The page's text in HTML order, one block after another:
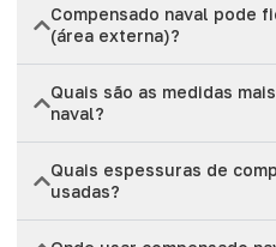
Compensado naval pode
(área externa)?
Quais são as medidas
naval?
Quais espessuras de
usadas?